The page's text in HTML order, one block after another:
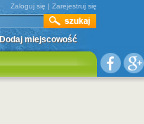
Zaloguj się | Zarejestruj się
Dodaj miejscowość